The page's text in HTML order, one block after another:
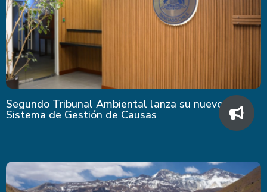
Segundo Tribunal Ambiental lanza su nuevo
Sistema de Gestión de Causas